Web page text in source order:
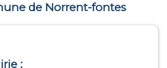
de Norrent-fontes
: